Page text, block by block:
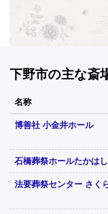
下野市の主な斎
名称
博善社 小金井ホール
石橋葬祭ホールたかはし
法要葬祭センター さく